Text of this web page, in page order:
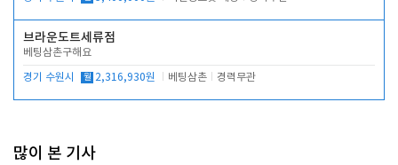
브라운도트세류점
베팅삼촌구해요
경기 수원시 월 2,316,930원 베팅삼촌 경력무관
많이 본 기사